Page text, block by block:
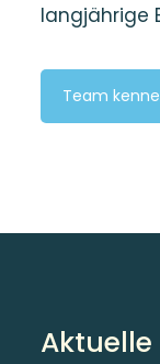
langjährige
Team
Aktuelle